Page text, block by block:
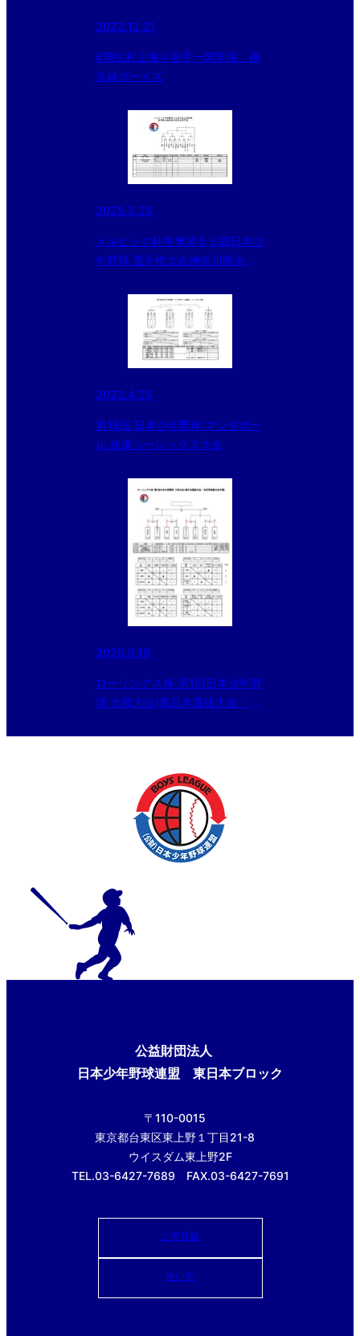
2022.12.21
6期生村上海斗岩手一関学院 横
浜緑ボーイズ
2025.5.25
メルビック杯争奪第５６回日本少
年野球 選手権大会神奈川県央支
2022.4.25
第18回 日本少年野球 マツダボー
ル 綾瀬シーレックス大会
2025.9.19
ローリングス杯 第1回日本少年野
球 大和大会(東日本選抜大会・本
公益財団法人
日本少年野球連盟 東日本ブロック
〒110-0015
東京都台東区東上野１丁目21-8
ウイスダム東上野2F
TEL.03-6427-7689 FAX.03-6427-7691
ご意見箱
使い方